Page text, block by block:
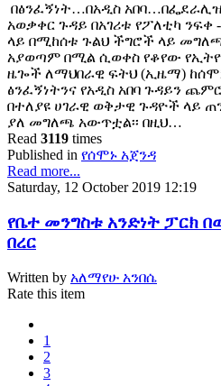
በፅንፈኝነት…በአዲስ
አወቃቀር ጉዳይ በአገሪቱ የፖለቲካ ንፍቀ
ላይ በሚከሰቱ ጉልህ ችግሮች ላይ
አያወጣም በሚል ሲወቀስ የቆየው
ዜጐች ለማህበራዊ ፍትህ (ኢዜማ)
ፅንፈኝነትንና የአዲስ አበባ ጉዳይን
በተለያዩ ሀገራዊ ወቅታዊ ጉዳዮች ላይ
ያለ መግለጫ አውጥቷል፡፡ በዚህ…
Read 3119 times
Published in የሰሞኑ አጀንዳ
Read more...
Saturday, 12 October 2019 12:19
የቤተ መንግስቱ አንድነት ፓርክ
በረር
Written by አለማየሁ አንበሴ
Rate this item
1
2
3